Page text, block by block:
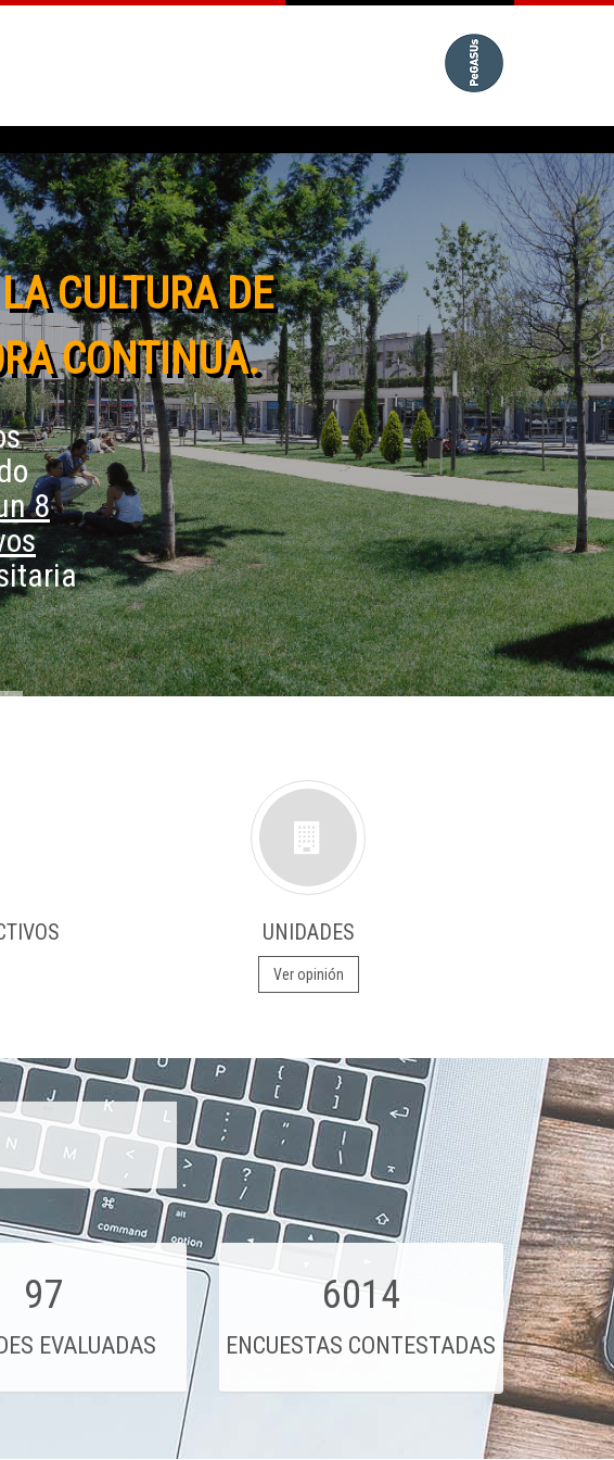
CULTURA DE
CONTINUA.
8
UNIDADES
Ver opinión
97
EVALUADAS
6014
ENCUESTAS CONTESTADAS